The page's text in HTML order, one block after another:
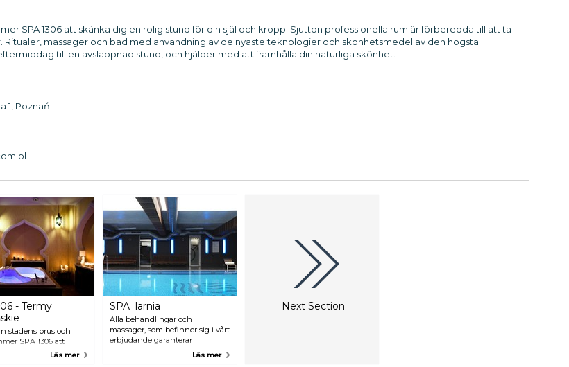
SPA 1306 att skänka dig en rolig stund för din själ och kropp. Sjutton professionella rum är förberedda till att ta
massager och bad med användning av de nyaste teknologier och skönhetsmedel av den högsta
till en avslappnad stund, och hjälper med att framhålla din naturliga skönhet.
1, Poznań
- Termy
stadens brus och
SPA 1306 att
en rolig stund för
Läs mer
SPA_larnia
Alla behandlingar och
massager, som befinner sig i vårt
erbjudande garanterar
avslappning och en känsla av
Läs mer
Next Section